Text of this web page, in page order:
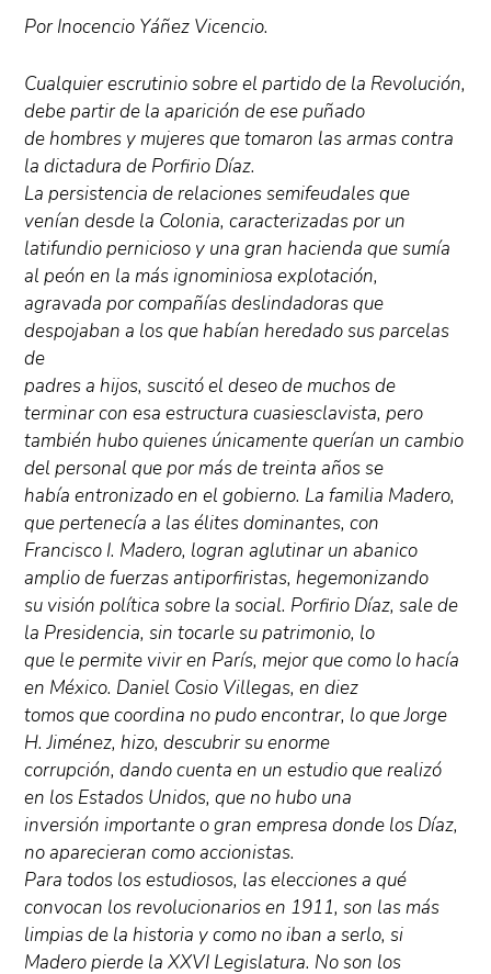
Por Inocencio Yáñez Vicencio.
Cualquier escrutinio sobre el partido de la Revolución,
debe partir de la aparición de ese puñado
de hombres y mujeres que tomaron las armas contra
la dictadura de Porfirio Díaz.
La persistencia de relaciones semifeudales que
venían desde la Colonia, caracterizadas por un
latifundio pernicioso y una gran hacienda que sumía
al peón en la más ignominiosa explotación,
agravada por compañías deslindadoras que
despojaban a los que habían heredado sus parcelas
de
padres a hijos, suscitó el deseo de muchos de
terminar con esa estructura cuasiesclavista, pero
también hubo quienes únicamente querían un cambio
del personal que por más de treinta años se
había entronizado en el gobierno. La familia Madero,
que pertenecía a las élites dominantes, con
Francisco I. Madero, logran aglutinar un abanico
amplio de fuerzas antiporfiristas, hegemonizando
su visión política sobre la social. Porfirio Díaz, sale de
la Presidencia, sin tocarle su patrimonio, lo
que le permite vivir en París, mejor que como lo hacía
en México. Daniel Cosio Villegas, en diez
tomos que coordina no pudo encontrar, lo que Jorge
H. Jiménez, hizo, descubrir su enorme
corrupción, dando cuenta en un estudio que realizó
en los Estados Unidos, que no hubo una
inversión importante o gran empresa donde los Díaz,
no aparecieran como accionistas.
Para todos los estudiosos, las elecciones a qué
convocan los revolucionarios en 1911, son las más
limpias de la historia y como no iban a serlo, si
Madero pierde la XXVI Legislatura. No son los